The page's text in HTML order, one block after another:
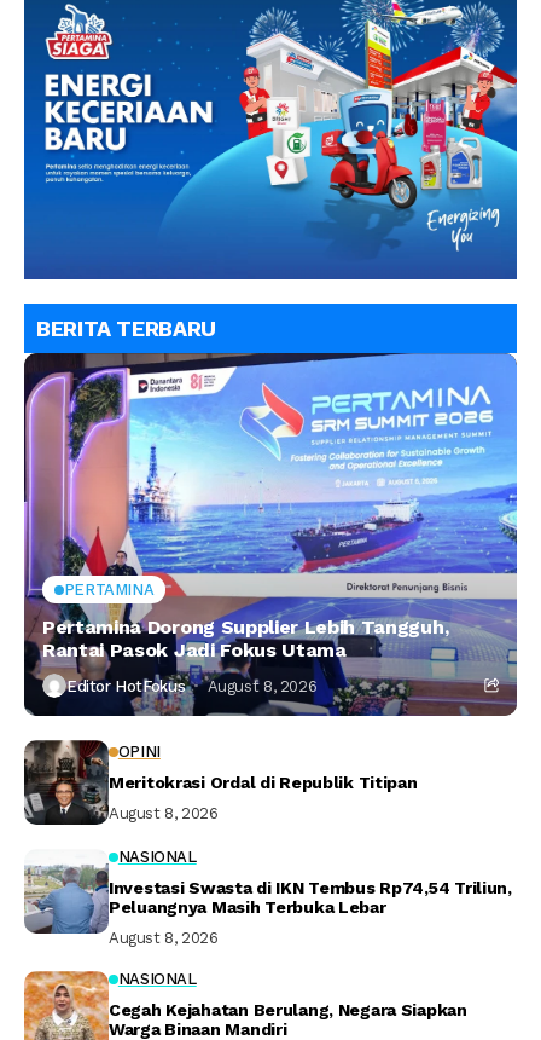
BERITA TERBARU
PERTAMINA
Pertamina Dorong Supplier Lebih Tangguh,
Rantai Pasok Jadi Fokus Utama
Editor HotFokus August 8, 2026
OPINI
Meritokrasi Ordal di Republik Titipan
August 8, 2026
NASIONAL
Investasi Swasta di IKN Tembus Rp74,54 Triliun,
Peluangnya Masih Terbuka Lebar
August 8, 2026
NASIONAL
Cegah Kejahatan Berulang, Negara Siapkan
Warga Binaan Mandiri